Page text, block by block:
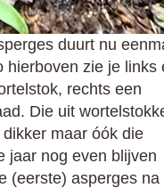
duurt nu
hierboven zie je links
rechts een
Die uit
maar óók die
jaar nog even blijven
(eerste) asperges na